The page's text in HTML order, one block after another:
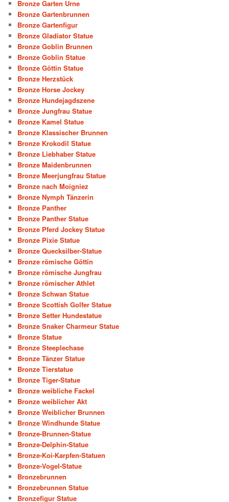
Bronze Garten Urne
Bronze Gartenbrunnen
Bronze Gartenfigur
Bronze Gladiator Statue
Bronze Goblin Brunnen
Bronze Goblin Statue
Bronze Göttin Statue
Bronze Herzstück
Bronze Horse Jockey
Bronze Hundejagdszene
Bronze Jungfrau Statue
Bronze Kamel Statue
Bronze Klassischer Brunnen
Bronze Krokodil Statue
Bronze Liebhaber Statue
Bronze Maidenbrunnen
Bronze Meerjungfrau Statue
Bronze nach Moigniez
Bronze Nymph Tänzerin
Bronze Panther
Bronze Panther Statue
Bronze Pferd Jockey Statue
Bronze Pixie Statue
Bronze Quecksilber-Statue
Bronze römische Göttin
Bronze römische Jungfrau
Bronze römischer Athlet
Bronze Schwan Statue
Bronze Scottish Golfer Statue
Bronze Setter Hundestatue
Bronze Snaker Charmeur Statue
Bronze Statue
Bronze Steeplechase
Bronze Tänzer Statue
Bronze Tierstatue
Bronze Tiger-Statue
Bronze weibliche Fackel
Bronze weiblicher Akt
Bronze Weiblicher Brunnen
Bronze Windhunde Statue
Bronze-Brunnen-Statue
Bronze-Delphin-Statue
Bronze-Koi-Karpfen-Statuen
Bronze-Vogel-Statue
Bronzebrunnen
Bronzebrunnen Statue
Bronzefigur Statue